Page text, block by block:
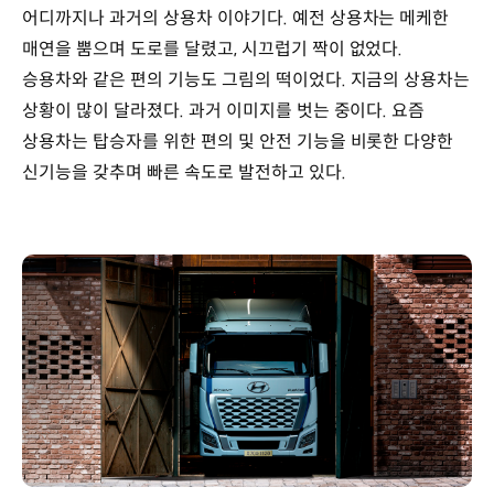
어디까지나 과거의 상용차 이야기다. 예전 상용차는 메케한
매연을 뿜으며 도로를 달렸고, 시끄럽기 짝이 없었다.
승용차와 같은 편의 기능도 그림의 떡이었다. 지금의 상용차는
상황이 많이 달라졌다. 과거 이미지를 벗는 중이다. 요즘
상용차는 탑승자를 위한 편의 및 안전 기능을 비롯한 다양한
신기능을 갖추며 빠른 속도로 발전하고 있다.